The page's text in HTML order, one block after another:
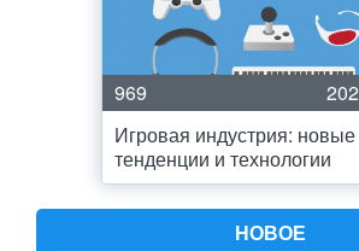
969
Игровая индустрия: новые
тенденции и технологии
НОВОЕ